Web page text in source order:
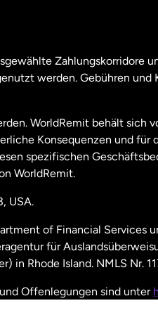
Zahlungskorridore
werden. Gebühren
WorldRemit behält sich
Konsequenzen und für
spezifischen
WorldRemit.
USA.
of Financial Services
für
in Rhode Island. NMLS Nr.
Offenlegungen sind unter